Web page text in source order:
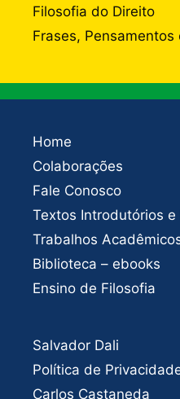
Filosofia do Direito
Frases, Pensamentos
Home
Colaborações
Fale Conosco
Textos Introdutórios e
Trabalhos
Biblioteca – ebooks
Ensino de Filosofia
Salvador Dali
Política de
Carlos Castaneda